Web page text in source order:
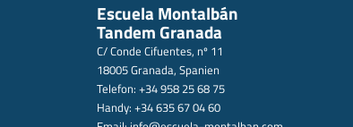
Escuela Montalbán
Tandem Granada
C/ Conde Cifuentes, nº 11
18005 Granada, Spanien
Telefon: +34 958 25 68 75
Handy: +34 635 67 04 60